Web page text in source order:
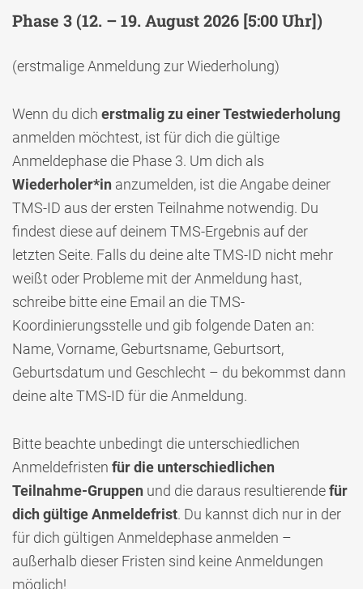
Phase 3 (12. – 19. August 2026 [5:00 Uhr])
(erstmalige Anmeldung zur Wiederholung)
Wenn du dich erstmalig zu einer Testwiederholung
anmelden möchtest, ist für dich die gültige
Anmeldephase die Phase 3. Um dich als
Wiederholer*in anzumelden, ist die Angabe deiner
TMS-ID aus der ersten Teilnahme notwendig. Du
findest diese auf deinem TMS-Ergebnis auf der
letzten Seite. Falls du deine alte TMS-ID nicht mehr
weißt oder Probleme mit der Anmeldung hast,
schreibe bitte eine Email an die TMS-
Koordinierungsstelle und gib folgende Daten an:
Name, Vorname, Geburtsname, Geburtsort,
Geburtsdatum und Geschlecht – du bekommst dann
deine alte TMS-ID für die Anmeldung.
Bitte beachte unbedingt die unterschiedlichen
Anmeldefristen für die unterschiedlichen
Teilnahme-Gruppen und die daraus resultierendefür
dich gültige Anmeldefrist. Du kannst dich nur in der
für dich gültigen Anmeldephase anmelden –
außerhalb dieser Fristen sind keine Anmeldungen
möglich!